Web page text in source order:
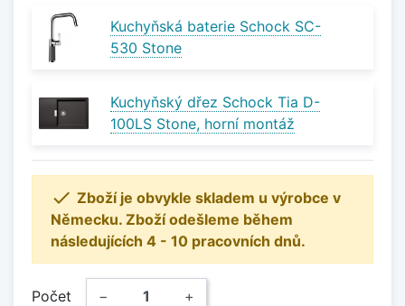
Kuchyňská baterie Schock SC-
530 Stone
Kuchyňský dřez Schock Tia D-
100LS Stone, horní montáž
 Zboží je obvykle skladem u výrobce v
Německu. Zboží odešleme během
následujících 4 - 10 pracovních dnů.
Počet − +